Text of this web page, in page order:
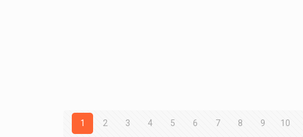
1 2 3 4 5 6 7 8 9 10